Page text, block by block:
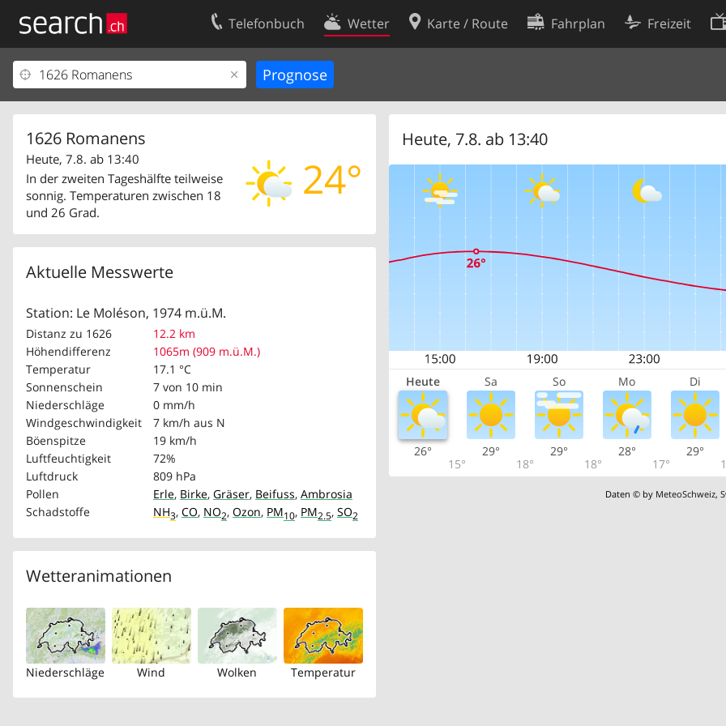
Telefonbuch Wetter Karte / Route Fahrplan Freizeit
1626 Romanens
24°
Heute, 7.8. ab 13:40
In der zweiten Tageshälfte teilweise
sonnig. Temperaturen zwischen 18
und 26 Grad.
Aktuelle Messwerte
Station: Le Moléson, 1974 m.ü.M.
Distanz zu 1626
12.2 km
Höhendifferenz
1065m (909 m.ü.M.)
Temperatur
17.1 °C
Sonnenschein
7 von 10 min
Niederschläge
0 mm/h
Windgeschwindigkeit
7 km/h aus N
Böenspitze
19 km/h
Luftfeuchtigkeit
72%
Luftdruck
809 hPa
Pollen
Erle, Birke, Gräser, Beifuss, Ambrosia
Schadstoffe
NH3, CO, NO2, Ozon, PM10, PM2.5, SO2
Wetteranimationen
Niederschläge Wind Wolken Temperatur
Heute, 7.8. ab 13:40
Heute Sa So Mo Di
26°
15°
29°
18°
29°
18°
28°
17°
29°
Daten © by MeteoSchweiz,
Ihr Eintrag
Kundencenter Geschäftskunden
Kontakt
Nutzungsbedingungen
Cookie-Einstellungen